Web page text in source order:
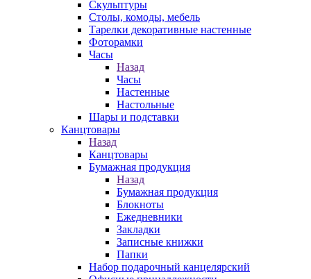
Скульптуры
Столы, комоды, мебель
Тарелки декоративные настенные
Фоторамки
Часы
Назад
Часы
Настенные
Настольные
Шары и подставки
Канцтовары
Назад
Канцтовары
Бумажная продукция
Назад
Бумажная продукция
Блокноты
Ежедневники
Закладки
Записные книжки
Папки
Набор подарочный канцелярский